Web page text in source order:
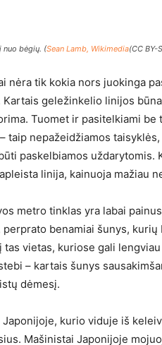
nuo bėgių. (Sean Lamb, Wikimedia(CC BY-
nėra tik kokia nors juokinga
geležinkelio linijos
Tuomet ir pasitelkiami be
taip nepažeidžiamos
paskelbiamos uždarytomis.
linija, kainuoja mažiau
metro tinklas yra labai
benamiai šunys,
vietas, kuriose gali
– kartais šunys
dėmesį.
kurio viduje iš
Mašinistai Japonijoje